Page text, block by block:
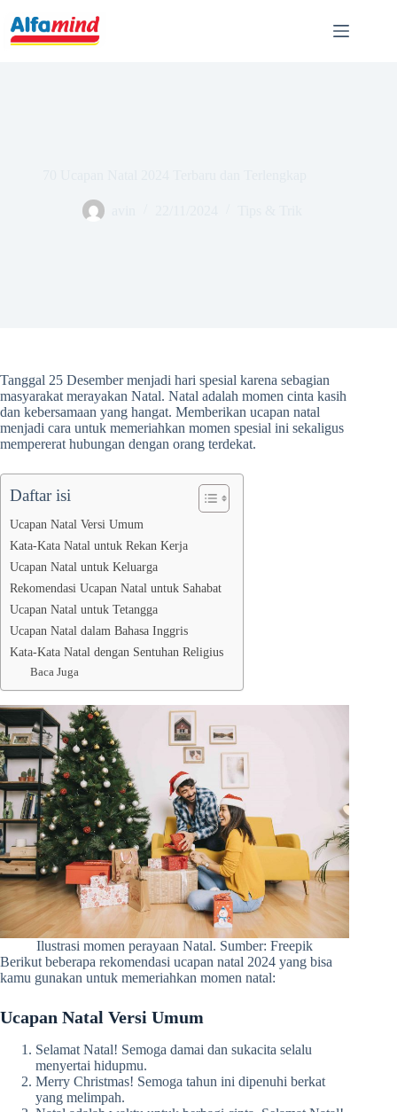
Tanggal 25 Desember menjadi hari spesial karena sebagian
masyarakat merayakan Natal. Natal adalah momen cinta kasih
dan kebersamaan yang hangat. Memberikan ucapan natal
menjadi cara untuk memeriahkan momen spesial ini sekaligus
mempererat hubungan dengan orang terdekat.
Daftar isi
Ucapan Natal Versi Umum
Kata-Kata Natal untuk Rekan Kerja
Ucapan Natal untuk Keluarga
Rekomendasi Ucapan Natal untuk Sahabat
Ucapan Natal untuk Tetangga
Ucapan Natal dalam Bahasa Inggris
Kata-Kata Natal dengan Sentuhan Religius
Baca Juga
Ilustrasi momen perayaan Natal. Sumber: Freepik
Berikut beberapa rekomendasi ucapan natal 2024 yang bisa
kamu gunakan untuk memeriahkan momen natal:
Ucapan Natal Versi Umum
Selamat Natal! Semoga damai dan sukacita selalu
menyertai hidupmu.
Merry Christmas! Semoga tahun ini dipenuhi berkat
yang melimpah.